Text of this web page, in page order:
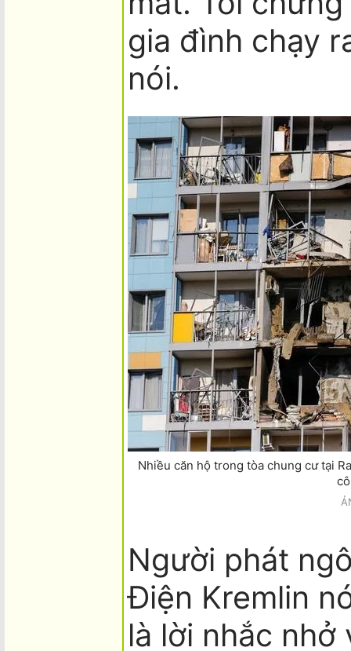
gia đình chạy
nói.
Nhiều căn hộ trong tòa chung cư tại
Người phát
Điện Kremlin
là lời nhắc